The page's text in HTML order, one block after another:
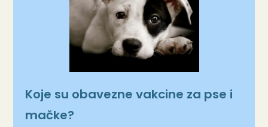
Koje su obavezne vakcine za pse i
mačke?